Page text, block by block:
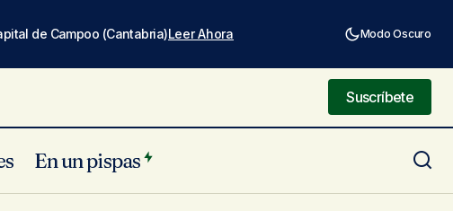
de Campoo (Cantabria)Leer Ahora Modo Oscuro
Suscríbete
Suscríbete
En un pispas